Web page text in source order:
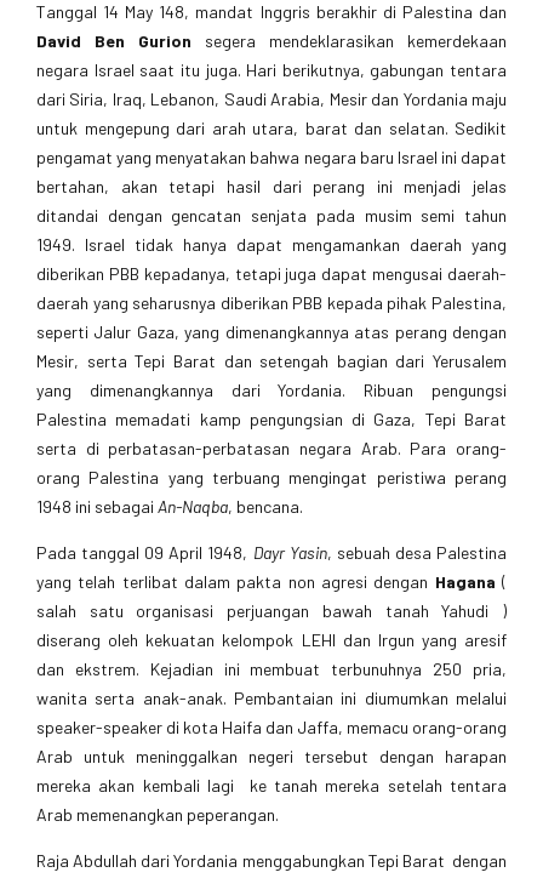
Tanggal 14 May 148, mandat Inggris berakhir di Palestina dan
David Ben Gurion segera mendeklarasikan kemerdekaan
negara Israel saat itu juga. Hari berikutnya, gabungan tentara
dari Siria, Iraq, Lebanon, Saudi Arabia, Mesir dan Yordania maju
untuk mengepung dari arah utara, barat dan selatan. Sedikit
pengamat yang menyatakan bahwa negara baru Israel ini dapat
bertahan, akan tetapi hasil dari perang ini menjadi jelas
ditandai dengan gencatan senjata pada musim semi tahun
1949. Israel tidak hanya dapat mengamankan daerah yang
diberikan PBB kepadanya, tetapi juga dapat mengusai daerah-
daerah yang seharusnya diberikan PBB kepada pihak Palestina,
seperti Jalur Gaza, yang dimenangkannya atas perang dengan
Mesir, serta Tepi Barat dan setengah bagian dari Yerusalem
yang dimenangkannya dari Yordania. Ribuan pengungsi
Palestina memadati kamp pengungsian di Gaza, Tepi Barat
serta di perbatasan-perbatasan negara Arab. Para orang-
orang Palestina yang terbuang mengingat peristiwa perang
1948 ini sebagai An-Naqba, bencana.
Pada tanggal 09 April 1948, Dayr Yasin, sebuah desa Palestina
yang telah terlibat dalam pakta non agresi dengan Hagana(
salah satu organisasi perjuangan bawah tanah Yahudi )
diserang oleh kekuatan kelompok LEHI dan Irgun yang aresif
dan ekstrem. Kejadian ini membuat terbunuhnya 250 pria,
wanita serta anak-anak. Pembantaian ini diumumkan melalui
speaker-speaker di kota Haifa dan Jaffa, memacu orang-orang
Arab untuk meninggalkan negeri tersebut dengan harapan
mereka akan kembali lagi ke tanah mereka setelah tentara
Arab memenangkan peperangan.
Raja Abdullah dari Yordania menggabungkan Tepi Barat dengan